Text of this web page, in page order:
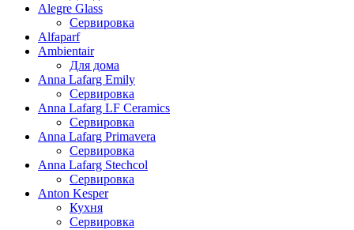
Alegre Glass
Сервировка
Alfaparf
Ambientair
Для дома
Anna Lafarg Emily
Сервировка
Anna Lafarg LF Ceramics
Сервировка
Anna Lafarg Primavera
Сервировка
Anna Lafarg Stechcol
Сервировка
Anton Kesper
Кухня
Сервировка